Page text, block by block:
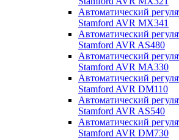
Автоматический
Stamford AVR MX341
Автоматический
Stamford AVR AS480
Автоматический
Stamford AVR MA330
Автоматический
Stamford AVR DM110
Автоматический
Stamford AVR AS540
Автоматический
Stamford AVR DM730